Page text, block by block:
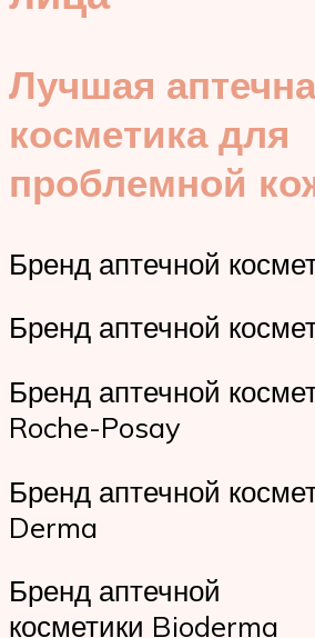
Лучшая
косметика для
проблемной
Бренд аптечной
Бренд аптечной
Бренд аптечной
Roche-Posay
Бренд аптечной
Derma
Бренд аптечной
косметики Bioderma